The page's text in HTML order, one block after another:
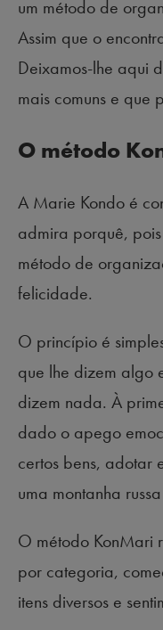
um método de
Assim que o
Deixamos-lhe aqui
mais comuns e que
O método
A Marie Kondo é
admira porquê,
método de
felicidade.
O princípio é
que lhe dizem algo
dizem nada. À
dado o apego
certos bens, adotar
uma montanha
O método
por categoria,
itens diversos e